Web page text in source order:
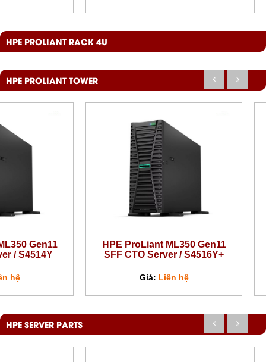
HPE PROLIANT RACK 4U
HPE PROLIANT TOWER
Gen11
/ S4514Y
hệ
HPE ProLiant ML350 Gen11
SFF CTO Server / S4516Y+
Giá: Liên hệ
HPE SERVER PARTS